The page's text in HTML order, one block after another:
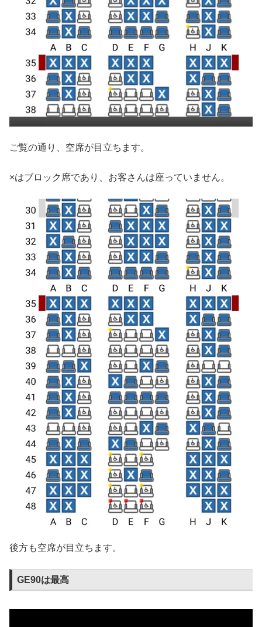
ご覧の通り、空席が目立ちます。
×はブロック席であり、お客さんは座っていません。
後方も空席が目立ちます。
GE90は最高